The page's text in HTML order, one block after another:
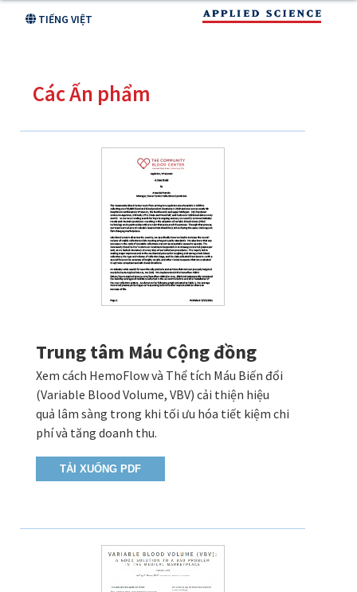
content
TIẾNG VIỆT
Các Ấn phẩm
Trung tâm Máu Cộng đồng
Xem cách HemoFlow và Thể tích Máu Biến đổi
(Variable Blood Volume, VBV) cải thiện hiệu
quả lâm sàng trong khi tối ưu hóa tiết kiệm chi
phí và tăng doanh thu.
TẢI XUỐNG PDF